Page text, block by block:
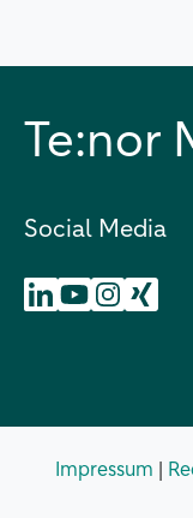
Te:nor
Social Media
Impressum